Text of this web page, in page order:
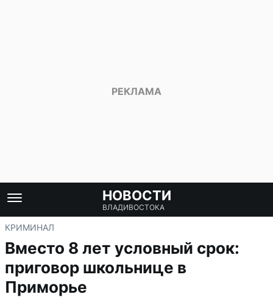
НОВОСТИ
ВЛАДИВОСТОКА
КРИМИНАЛ
Вместо 8 лет условный срок:
приговор школьнице в
Приморье